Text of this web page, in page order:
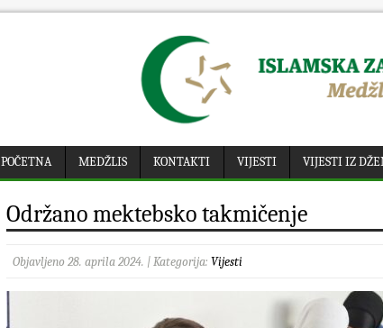
POČETNA MEDŽLIS KONTAKTI VIJESTI VIJESTI IZ
Održano mektebsko takmičenje
Objavljeno 28. aprila 2024. | Kategorija: Vijesti